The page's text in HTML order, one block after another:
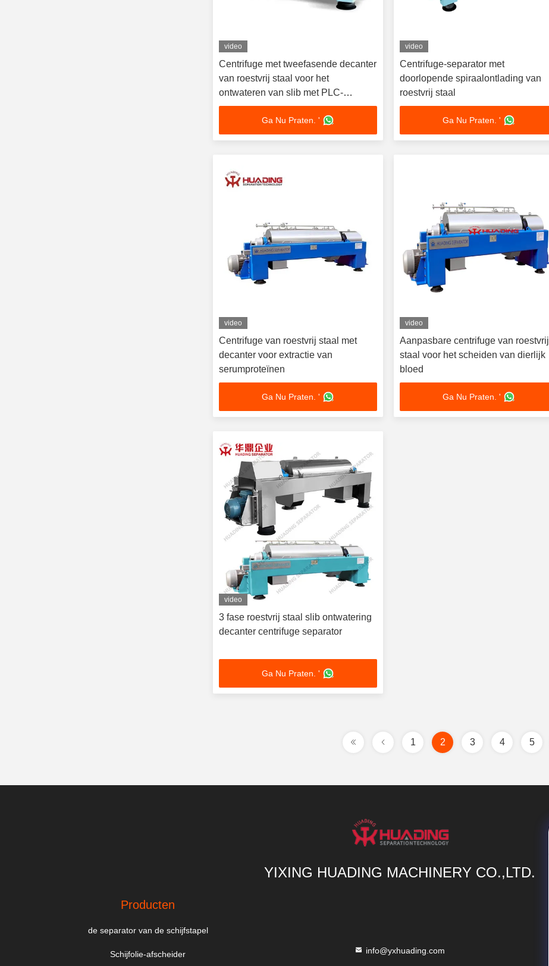
video
Centrifuge met tweefasende decanter
van roestvrij staal voor het
ontwateren van slib met PLC-
besturing
Ga Nu Praten. '
video
Centrifuge-separator met
doorlopende spiraalontlading van
roestvrij staal
Ga Nu Praten. '
video
Centrifuge van roestvrij staal met
decanter voor extractie van
serumproteïnen
Ga Nu Praten. '
video
Aanpasbare centrifuge van roestvrij
staal voor het scheiden van dierlijk
bloed
Ga Nu Praten. '
video
3 fase roestvrij staal slib ontwatering
decanter centrifuge separator
Ga Nu Praten. '
1 2 3 4 5
YIXING HUADING MACHINERY CO.,LTD.
Producten
de separator van de schijfstapel
Schijfolie-afscheider info@yxhuading.com